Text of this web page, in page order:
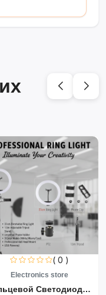
( 0 )
Electronics store
Кольцевой Светодиодный Св...